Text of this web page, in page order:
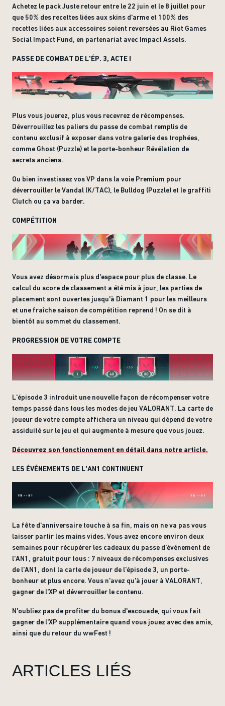
Achetez le pack Juste retour entre le 22 juin et le 8 juillet pour
que 50% des recettes liées aux skins d'arme et 100% des
recettes liées aux accessoires soient reversées au Riot Games
Social Impact Fund, en partenariat avec Impact Assets.
PASSE DE COMBAT DE L'ÉP. 3, ACTE I
Plus vous jouerez, plus vous recevrez de récompenses.
Déverrouillez les paliers du passe de combat remplis de
contenu exclusif à exposer dans votre galerie des trophées,
comme Ghost (Puzzle) et le porte-bonheur Révélation de
secrets anciens.
Ou bien investissez vos VP dans la voie Premium pour
déverrouiller le Vandal (K/TAC), le Bulldog (Puzzle) et le graffiti
Clutch ou ça va barder.
COMPÉTITION
Vous avez désormais plus d'espace pour plus de classe. Le
calcul du score de classement a été mis à jour, les parties de
placement sont ouvertes jusqu'à Diamant 1 pour les meilleurs
et une fraîche saison de compétition reprend ! On se dit à
bientôt au sommet du classement.
PROGRESSION DE VOTRE COMPTE
L'épisode 3 introduit une nouvelle façon de récompenser votre
temps passé dans tous les modes de jeu VALORANT. La carte de
joueur de votre compte affichera un niveau qui dépend de votre
assiduité sur le jeu et qui augmente à mesure que vous jouez.
Découvrez son fonctionnement en détail dans notre article.
LES ÉVÉNEMENTS DE L'AN1 CONTINUENT
La fête d'anniversaire touche à sa fin, mais on ne va pas vous
laisser partir les mains vides. Vous avez encore environ deux
semaines pour récupérer les cadeaux du passe d'événement de
l'AN1, gratuit pour tous : 7 niveaux de récompenses exclusives
de l'AN1, dont la carte de joueur de l'épisode 3, un porte-
bonheur et plus encore. Vous n'avez qu'à jouer à VALORANT,
gagner de l'XP et déverrouiller le contenu.
N'oubliez pas de profiter du bonus d'escouade, qui vous fait
gagner de l'XP supplémentaire quand vous jouez avec des amis,
ainsi que du retour du wwFest !
ARTICLES LIÉS